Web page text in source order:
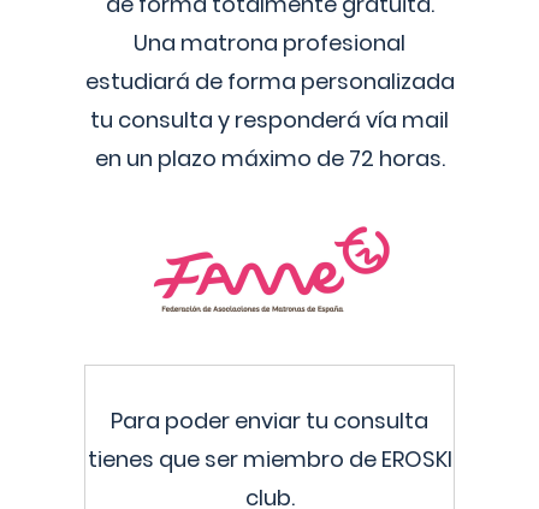
Una matrona profesional
estudiará de forma personalizada
tu consulta y responderá vía mail
en un plazo máximo de 72 horas.
Para poder enviar tu consulta
tienes que ser miembro de EROSKI
club.